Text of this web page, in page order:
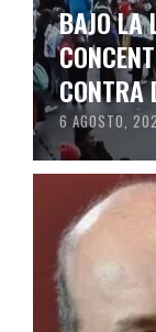
BAJO LA
CONTRA
6 AGOSTO,